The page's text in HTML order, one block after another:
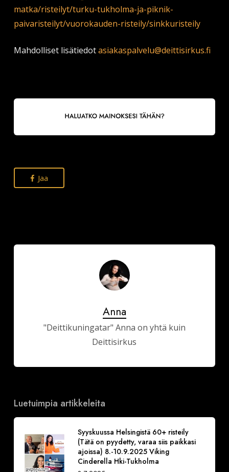
matka/risteilyt/turku-tukholma-ja-piknik-
paivaristeilyt/vuorokauden-risteily/sinkkuristeily
Mahdolliset lisätiedotasiakaspalvelu@deittisirkus.fi
Jaa
Anna
"Deittikuningatar" Anna on yhtä kuin
Deittisirkus
Luetuimpia artikkeleita
Syyskuussa Helsingistä 60+ risteily
(Tätä on pyydetty, varaa siis paikkasi
ajoissa) 8.-10.9.2025 Viking
Cinderella Hki-Tukholma